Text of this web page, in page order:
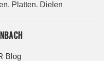
Platten. Dielen
Blog